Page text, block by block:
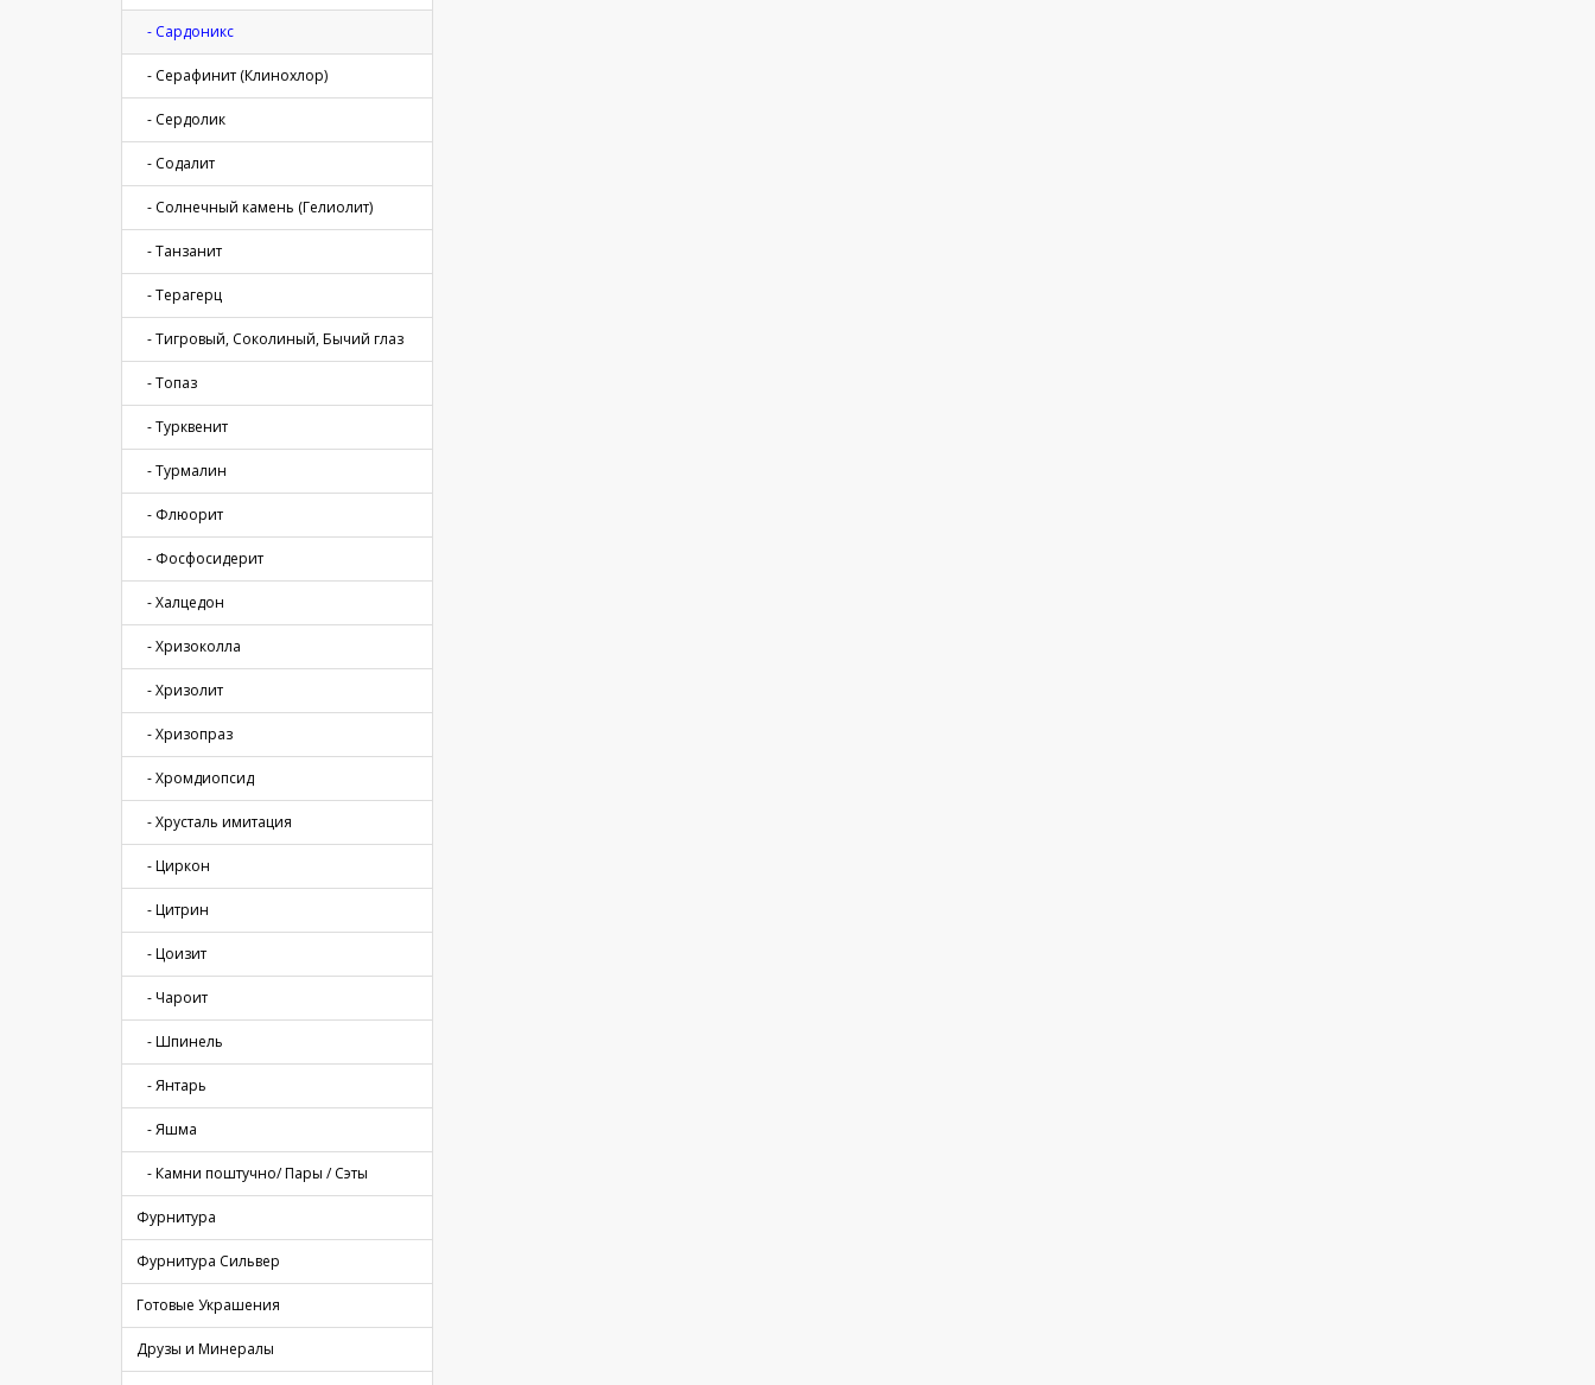
- Сардоникс
- Серафинит (Клинохлор)
- Сердолик
- Содалит
- Солнечный камень (Гелиолит)
- Танзанит
- Терагерц
- Тигровый, Соколиный, Бычий глаз
- Топаз
- Турквенит
- Турмалин
- Флюорит
- Фосфосидерит
- Халцедон
- Хризоколла
- Хризолит
- Хризопраз
- Хромдиопсид
- Хрусталь имитация
- Циркон
- Цитрин
- Цоизит
- Чароит
- Шпинель
- Янтарь
- Яшма
- Камни поштучно/ Пары / Сэты
Фурнитура
Фурнитура Сильвер
Готовые Украшения
Друзы и Минералы